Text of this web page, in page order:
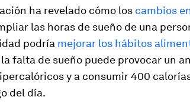
ha revelado cómo los cambios
las horas de sueño de una
podría mejorar los hábitos
falta de sueño puede provocar un
y a consumir 400
del día.